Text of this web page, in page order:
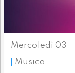
Mercoledì 03
Musica